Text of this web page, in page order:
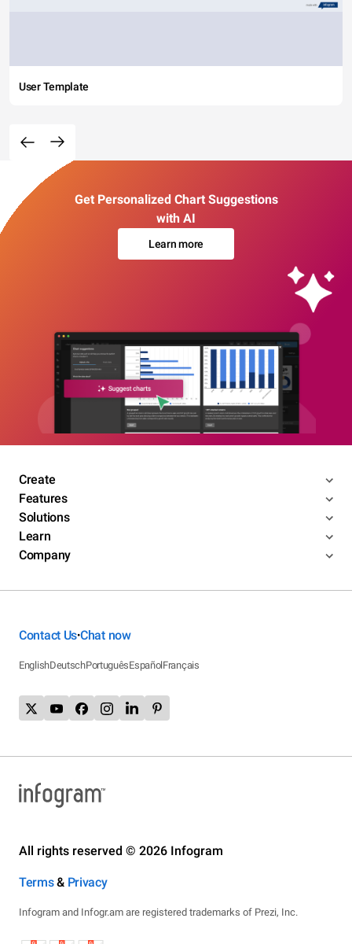
User Template
Get Personalized Chart Suggestions
with AI
Learn more
Create
Features
Solutions
Learn
Company
Contact Us•Chat now
EnglishDeutschPortuguêsEspañolFrançais
All rights reserved © 2026 Infogram
Terms& Privacy
Infogram and Infogr.am are registered trademarks of Prezi, Inc.